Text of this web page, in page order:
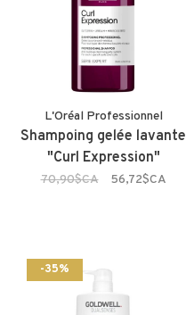
L'Oréal Professionnel
Shampoing gelée lavante
"Curl Expression"
70,90$CA 56,72$CA
-35%